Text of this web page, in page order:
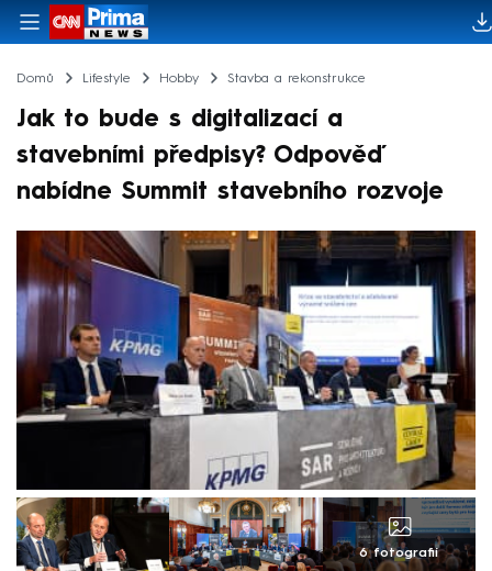
Domů Lifestyle Hobby Stavba a rekonstrukce
Jak to bude s digitalizací a
stavebními předpisy? Odpověď
nabídne Summit stavebního rozvoje
6 fotografií